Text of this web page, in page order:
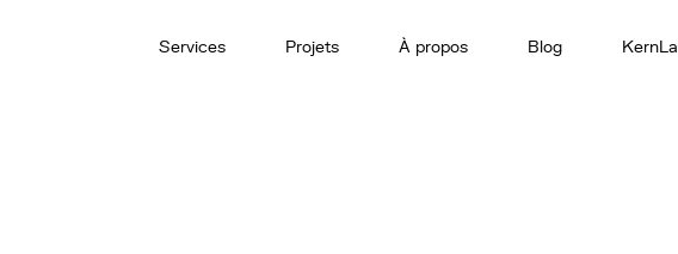
Services Projets À propos Blog